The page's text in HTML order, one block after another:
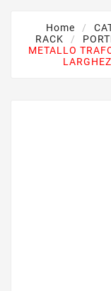
Home
RACK
METALLO